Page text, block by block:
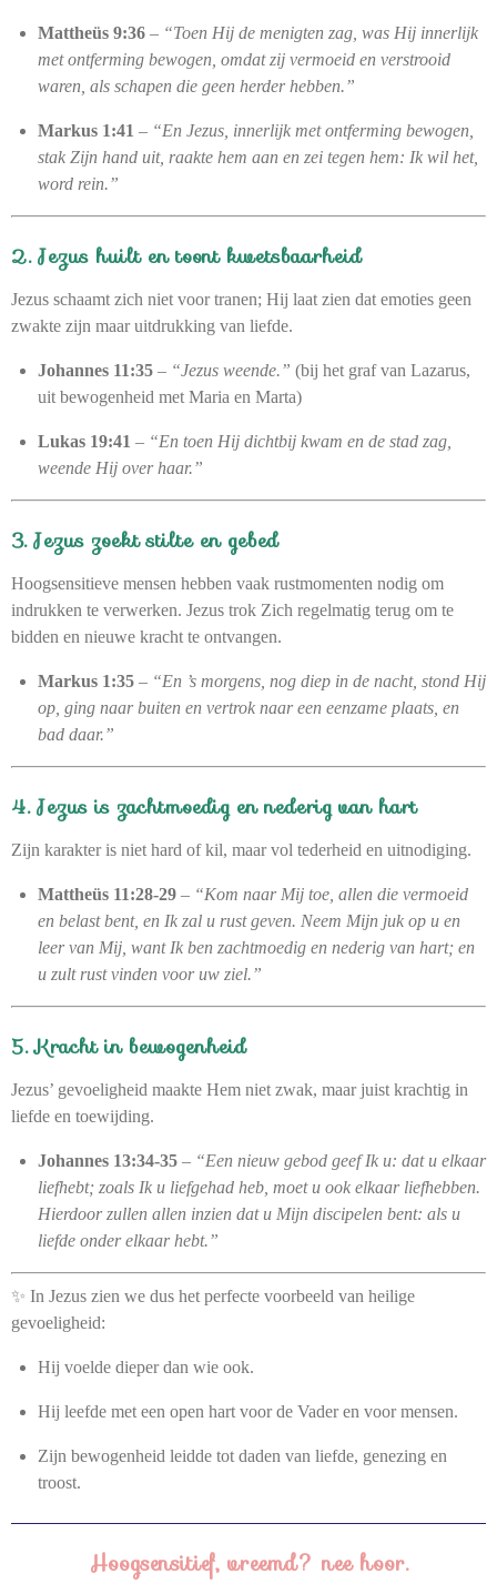
Mattheüs 9:36 – “Toen Hij de menigten zag, was Hij innerlijk
met ontferming bewogen, omdat zij vermoeid en verstrooid
waren, als schapen die geen herder hebben.”
Markus 1:41 – “En Jezus, innerlijk met ontferming bewogen,
stak Zijn hand uit, raakte hem aan en zei tegen hem: Ik wil het,
word rein.”
2. Jezus huilt en toont kwetsbaarheid
Jezus schaamt zich niet voor tranen; Hij laat zien dat emoties geen
zwakte zijn maar uitdrukking van liefde.
Johannes 11:35 – “Jezus weende.” (bij het graf van Lazarus,
uit bewogenheid met Maria en Marta)
Lukas 19:41 – “En toen Hij dichtbij kwam en de stad zag,
weende Hij over haar.”
3. Jezus zoekt stilte en gebed
Hoogsensitieve mensen hebben vaak rustmomenten nodig om
indrukken te verwerken. Jezus trok Zich regelmatig terug om te
bidden en nieuwe kracht te ontvangen.
Markus 1:35 – “En ’s morgens, nog diep in de nacht, stond Hij
op, ging naar buiten en vertrok naar een eenzame plaats, en
bad daar.”
4. Jezus is zachtmoedig en nederig van hart
Zijn karakter is niet hard of kil, maar vol tederheid en uitnodiging.
Mattheüs 11:28-29 – “Kom naar Mij toe, allen die vermoeid
en belast bent, en Ik zal u rust geven. Neem Mijn juk op u en
leer van Mij, want Ik ben zachtmoedig en nederig van hart; en
u zult rust vinden voor uw ziel.”
5. Kracht in bewogenheid
Jezus’ gevoeligheid maakte Hem niet zwak, maar juist krachtig in
liefde en toewijding.
Johannes 13:34-35 – “Een nieuw gebod geef Ik u: dat u elkaar
liefhebt; zoals Ik u liefgehad heb, moet u ook elkaar liefhebben.
Hierdoor zullen allen inzien dat u Mijn discipelen bent: als u
liefde onder elkaar hebt.”
✨ In Jezus zien we dus het perfecte voorbeeld van heilige
gevoeligheid:
Hij voelde dieper dan wie ook.
Hij leefde met een open hart voor de Vader en voor mensen.
Zijn bewogenheid leidde tot daden van liefde, genezing en
troost.
Hoogsensitief, vreemd? nee hoor.